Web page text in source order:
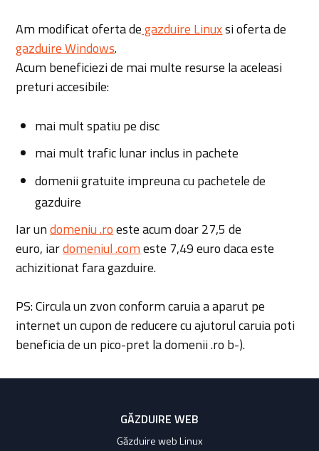
Am modificat oferta degazduire Linuxsi oferta de
gazduire Windows.
Acum beneficiezi de mai multe resurse la aceleasi
preturi accesibile:
mai mult spatiu pe disc
mai mult trafic lunar inclus in pachete
domenii gratuite impreuna cu pachetele de
gazduire
Iar undomeniu .roeste acum doar 27,5 de
euro, iardomeniul .comeste 7,49 euro daca este
achizitionat fara gazduire.
PS: Circula un zvon conform caruia a aparut pe
internet un cupon de reducere cu ajutorul caruia poti
beneficia de un pico-pret la domenii .ro b-).
GĂZDUIRE WEB
Găzduire web Linux